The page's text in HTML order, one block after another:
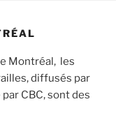
Montréal, les
diffusés par
CBC, sont des